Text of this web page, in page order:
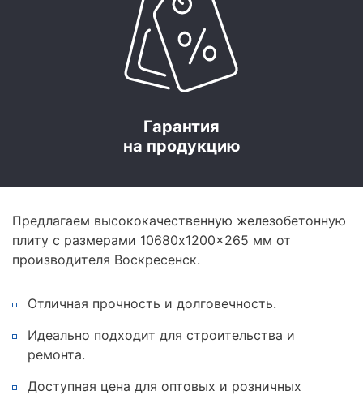
Гарантия
на продукцию
Предлагаем высококачественную железобетонную
плиту с размерами 10680x1200x265 мм от
производителя Воскресенск.
Отличная прочность и долговечность.
Идеально подходит для строительства и
ремонта.
Доступная цена для оптовых и розничных